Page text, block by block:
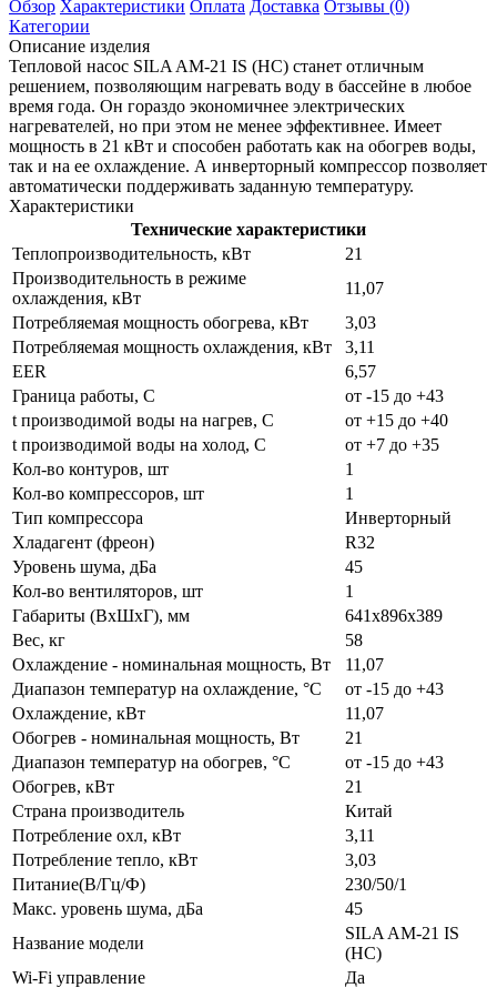
Обзор Характеристики Оплата Доставка Отзывы (0)
Категории
Описание изделия
Тепловой насос SILA AM-21 IS (НC) станет отличным
решением, позволяющим нагревать воду в бассейне в любое
время года. Он гораздо экономичнее электрических
нагревателей, но при этом не менее эффективнее. Имеет
мощность в 21 кВт и способен работать как на обогрев воды,
так и на ее охлаждение. А инверторный компрессор позволяет
автоматически поддерживать заданную температуру.
Характеристики
Технические характеристики
Теплопроизводительность, кВт
21
Производительность в режиме
охлаждения, кВт
11,07
Потребляемая мощность обогрева, кВт
3,03
Потребляемая мощность охлаждения, кВт
3,11
EER
6,57
Граница работы, С
от -15 до +43
t производимой воды на нагрев, С
от +15 до +40
t производимой воды на холод, С
от +7 до +35
Кол-во контуров, шт
1
Кол-во компрессоров, шт
1
Тип компрессора
Инверторный
Хладагент (фреон)
R32
Уровень шума, дБа
45
Кол-во вентиляторов, шт
1
Габариты (ВxШxГ), мм
641x896x389
Вес, кг
58
Охлаждение - номинальная мощность, Вт
11,07
Диапазон температур на охлаждение, °C
от -15 до +43
Охлаждение, кВт
11,07
Обогрев - номинальная мощность, Вт
21
Диапазон температур на обогрев, °C
от -15 до +43
Обогрев, кВт
21
Страна производитель
Китай
Потребление охл, кВт
3,11
Потребление тепло, кВт
3,03
Питание(В/Гц/Ф)
230/50/1
Макс. уровень шума, дБа
45
Название модели
SILA AM-21 IS
(НC)
Wi-Fi управление
Да